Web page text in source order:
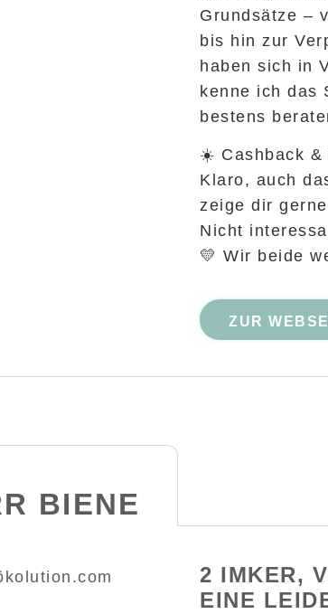
Grundsätze –
bis hin zur
haben sich in
kenne ich das
bestens
☀️ Cashback &
Klaro, auch
zeige dir
Nicht
💛 Wir beide
ZUR
BIENE
2 IMKER,
EINE